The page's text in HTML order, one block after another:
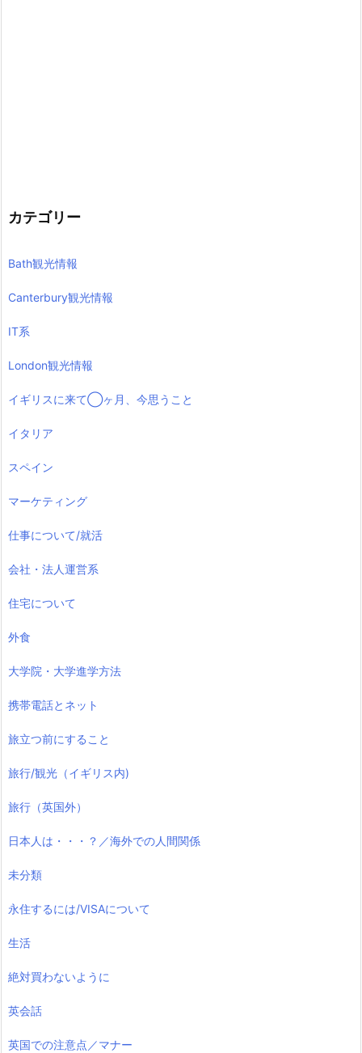
カテゴリー
Bath観光情報
Canterbury観光情報
IT系
London観光情報
イギリスに来て◯ヶ月、今思うこと
イタリア
スペイン
マーケティング
仕事について/就活
会社・法人運営系
住宅について
外食
大学院・大学進学方法
携帯電話とネット
旅立つ前にすること
旅行/観光（イギリス内)
旅行（英国外）
日本人は・・・？／海外での人間関係
未分類
永住するには/VISAについて
生活
絶対買わないように
英会話
英国での注意点／マナー